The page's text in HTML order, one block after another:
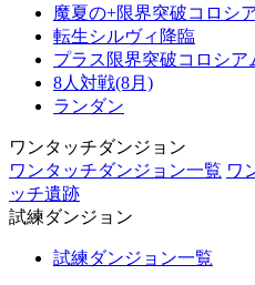
魔夏の+限界突破コロシ
転生シルヴィ降臨
プラス限界突破コロシア
8人対戦(8月)
ランダン
ワンタッチダンジョン
ワンタッチダンジョン一覧 ワ
ッチ遺跡
試練ダンジョン
試練ダンジョン一覧